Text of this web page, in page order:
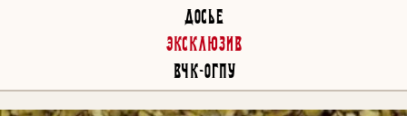
Досье
Эксклюзив
ВЧК-ОГПУ